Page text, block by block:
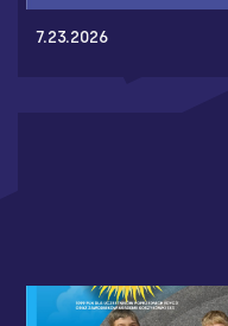
7.23.2026